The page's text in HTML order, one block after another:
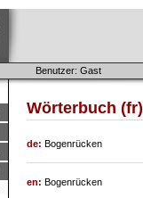
Benutzer: Gast
Wörterbuch (fr)
de: Bogenrücken
en: Bogenrücken